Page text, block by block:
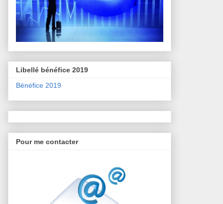
Libellé bénéfice 2019
Bénéfice 2019
Pour me contacter